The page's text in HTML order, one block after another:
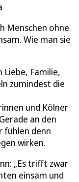
Menschen ohne
Wie man sie
Liebe, Familie,
zumindest die
und Kölner
an den
fühlen denn
wirken.
„Es trifft zwar
einsam und